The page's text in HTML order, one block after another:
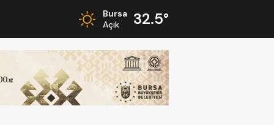
Bursa
Açık
32.5°